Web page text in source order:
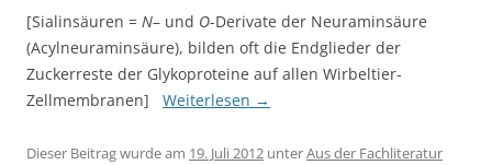
[Sialinsäuren = N– und O-Derivate der Neuraminsäure
(Acylneuraminsäure), bilden oft die Endglieder der
Zuckerreste der Glykoproteine auf allen Wirbeltier-
Zellmembranen] Weiterlesen →
Dieser Beitrag wurde am 19. Juli 2012 unterAus der Fachliteratur